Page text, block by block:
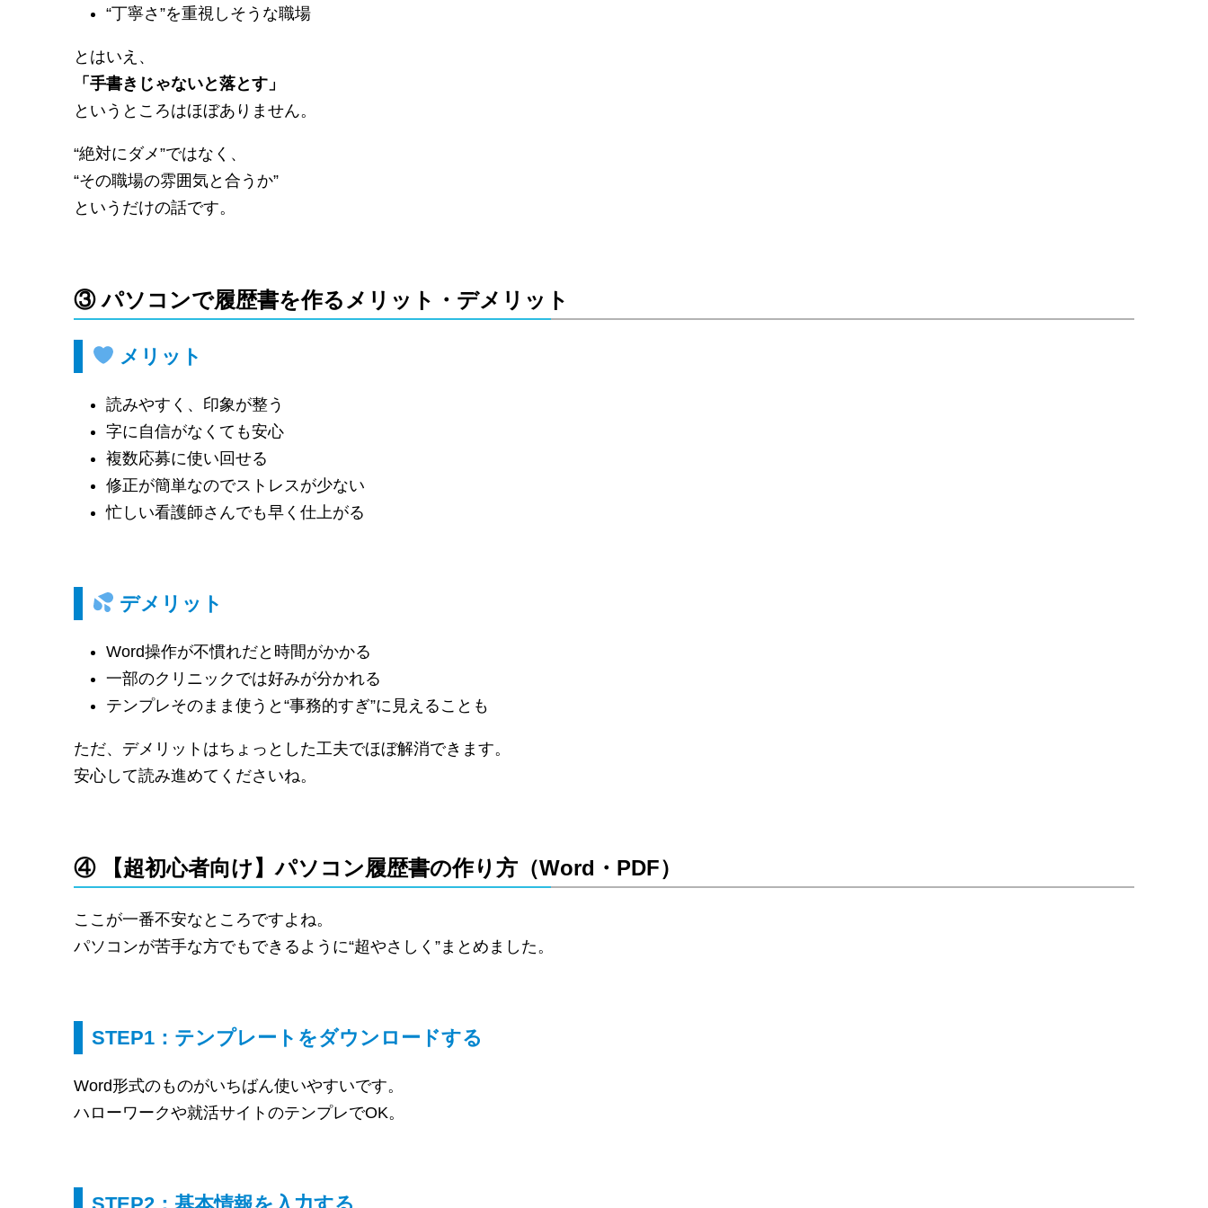
“丁寧さ”を重視しそうな職場
とはいえ、
「手書きじゃないと落とす」
というところはほぼありません。
“絶対にダメ”ではなく、
“その職場の雰囲気と合うか”
というだけの話です。
③ パソコンで履歴書を作るメリット・デメリット
メリット
読みやすく、印象が整う
字に自信がなくても安心
複数応募に使い回せる
修正が簡単なのでストレスが少ない
忙しい看護師さんでも早く仕上がる
デメリット
Word操作が不慣れだと時間がかかる
一部のクリニックでは好みが分かれる
テンプレそのまま使うと“事務的すぎ”に見えることも
ただ、デメリットはちょっとした工夫でほぼ解消できます。
安心して読み進めてくださいね。
④ 【超初心者向け】パソコン履歴書の作り方（Word・PDF）
ここが一番不安なところですよね。
パソコンが苦手な方でもできるように“超やさしく”まとめました。
STEP1：テンプレートをダウンロードする
Word形式のものがいちばん使いやすいです。
ハローワークや就活サイトのテンプレでOK。